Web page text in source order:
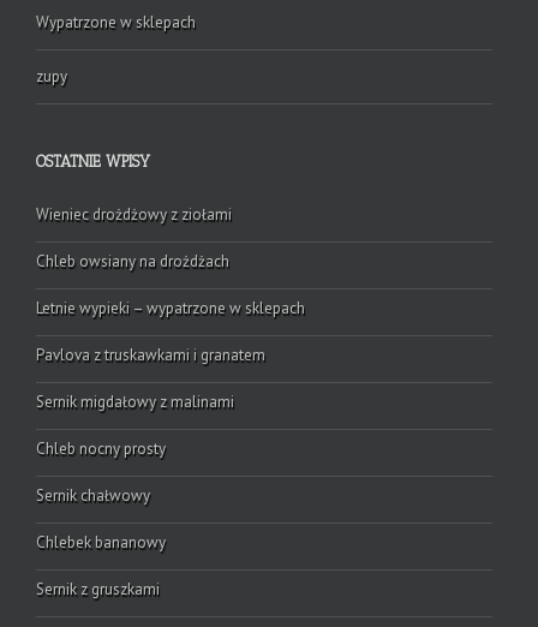
Wypatrzone w sklepach
zupy
OSTATNIE WPISY
Wieniec drożdżowy z ziołami
Chleb owsiany na drożdżach
Letnie wypieki – wypatrzone w sklepach
Pavlova z truskawkami i granatem
Sernik migdałowy z malinami
Chleb nocny prosty
Sernik chałwowy
Chlebek bananowy
Sernik z gruszkami